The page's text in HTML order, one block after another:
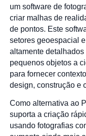
um software de
criar malhas de
de pontos. Este
setores geoespacial
altamente
pequenos objetos a
para fornecer
design, construção e
Como alternativa ao
suporta a criação
usando fotografias